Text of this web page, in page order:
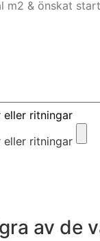
eller ritningar
eller ritningar
av de